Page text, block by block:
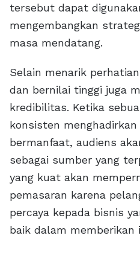
tersebut dapat
mengembangkan
masa mendatang.
Selain menarik
dan bernilai tinggi juga
kredibilitas. Ketika
konsisten
bermanfaat, audiens
sebagai sumber yang
yang kuat akan
pemasaran karena
percaya kepada bisnis
baik dalam memberikan